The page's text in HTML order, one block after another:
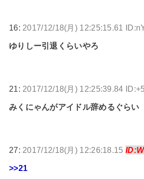
16: 2017/12/18(月) 12:25:15.61
ゆりしー引退くらいやろ
21: 2017/12/18(月) 12:25:39.84
みくにゃんがアイドル辞めるぐらい
27: 2017/12/18(月) 12:26:18.15
>>21